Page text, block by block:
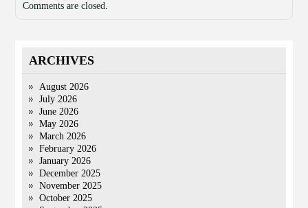
Comments are closed.
ARCHIVES
August 2026
July 2026
June 2026
May 2026
March 2026
February 2026
January 2026
December 2025
November 2025
October 2025